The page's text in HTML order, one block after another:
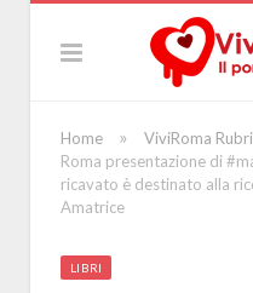
Home » ViviRoma
Roma presentazione di
ricavato è destinato alla
Amatrice
LIBRI